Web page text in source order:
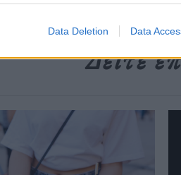
Data Deletion Data
Δείτε